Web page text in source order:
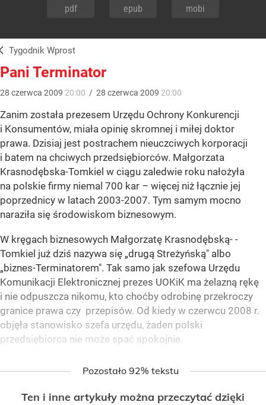
pdf epub mobi
Tygodnik Wprost
Pani Terminator
28 czerwca 2009 20:00 / 28 czerwca 2009 20:00
Zanim została prezesem Urzędu Ochrony Konkurencji
i Konsumentów, miała opinię skromnej i miłej doktor
prawa. Dzisiaj jest postrachem nieuczciwych korporacji
i batem na chciwych przedsiębiorców. Małgorzata
Krasnodębska-Tomkiel w ciągu zaledwie roku nałożyła
na polskie firmy niemal 700 kar – więcej niż łącznie jej
poprzednicy w latach 2003-2007. Tym samym mocno
naraziła się środowiskom biznesowym.
W kręgach biznesowych Małgorzatę Krasnodębską- -
Tomkiel już dziś nazywa się „drugą Streżyńską" albo
„biznes-Terminatorem". Tak samo jak szefowa Urzędu
Komunikacji Elektronicznej prezes UOKiK ma żelazną rękę
i nie odpuszcza nikomu, kto choćby odrobinę przekroczy
granice prawa czy przepisów. Od kiedy w czerwcu 2008 r.
objęła stanowisko szefa urzędu, żaden polski
przedsiębiorca nie może spać spokojnie.
Pozostało 92% tekstu
Ten i inne artykuły można przeczytać dzięki